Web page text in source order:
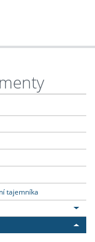
tajemníka